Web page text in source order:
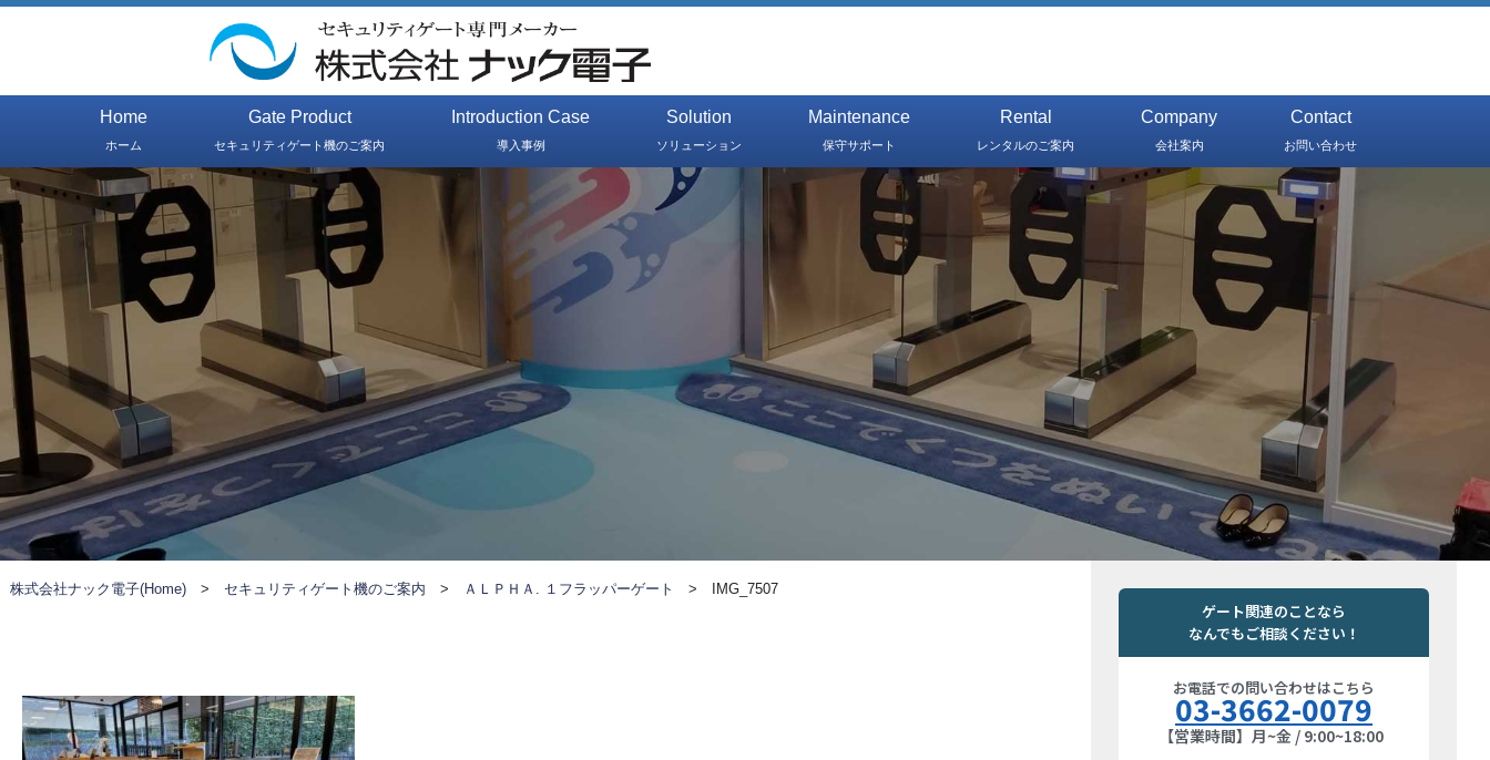
Home
ホーム
Gate Product
セキュリティゲート機のご案内
Introduction Case
導入事例
Solution
ソリューション
Maintenance
保守サポート
Rental
レンタルのご案内
Company
会社案内
Contact
お問い合わせ
株式会社ナック電子(Home) > セキュリティゲート機のご案内 > ＡＬＰＨＡ. １フラッパーゲート > IMG_7507
ゲート関連のことなら
なんでもご相談ください！
お電話での問い合わせはこちら
03-3662-0079
【営業時間】月~金 / 9:00~18:00